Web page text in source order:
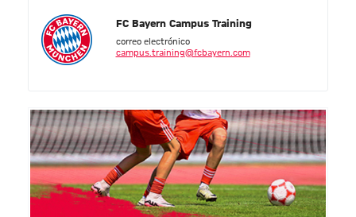
FC Bayern Campus Training
correo electrónico
campus.training@fcbayern.com